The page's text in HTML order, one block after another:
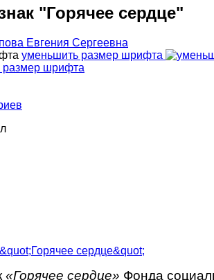
"Горячее сердце"
Евгения Сергеевна
уменьшить размер шрифта
«Горячее сердце» Фонда